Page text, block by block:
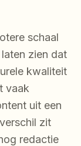
schaal
zien dat
kwaliteit
vaak
uit een
zit
redactie